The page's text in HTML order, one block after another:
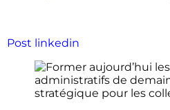
Post linkedin